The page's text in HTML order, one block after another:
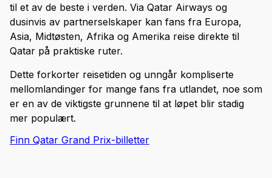
til et av de beste i verden. Via Qatar Airways og
dusinvis av partnerselskaper kan fans fra Europa,
Asia, Midtøsten, Afrika og Amerika reise direkte til
Qatar på praktiske ruter.
Dette forkorter reisetiden og unngår kompliserte
mellomlandinger for mange fans fra utlandet, noe som
er en av de viktigste grunnene til at løpet blir stadig
mer populært.
Finn Qatar Grand Prix-billetter